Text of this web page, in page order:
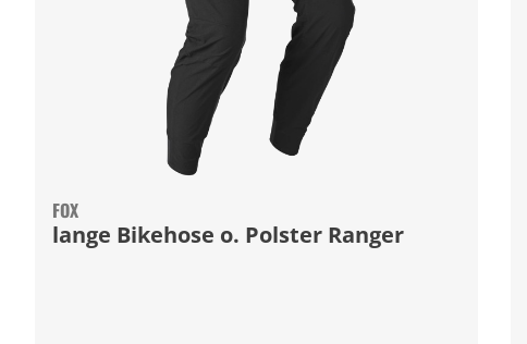
FOX
lange Bikehose o. Polster Ranger